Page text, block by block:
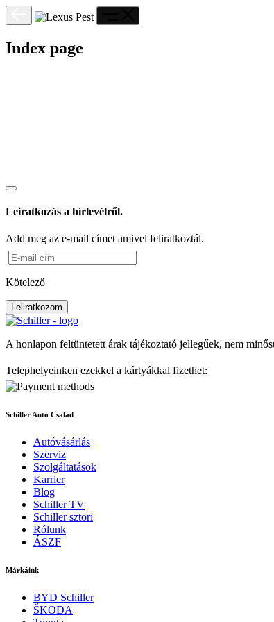
Index page
Leiratkozás a hírlevélről.
Add meg az e-mail címet amivel feliratkoztál.
Kötelező
Leliratkozom
A honlapon feltüntetett árak tájékoztató jellegűek, nem
Telephelyeinken ezekkel a kártyákkal fizethet:
Schiller Autó Család
Autóvásárlás
Szerviz
Szolgáltatások
Karrier
Blog
Schiller TV
Schiller sztori
Rólunk
ÁSZF
Márkáink
BYD Schiller
ŠKODA